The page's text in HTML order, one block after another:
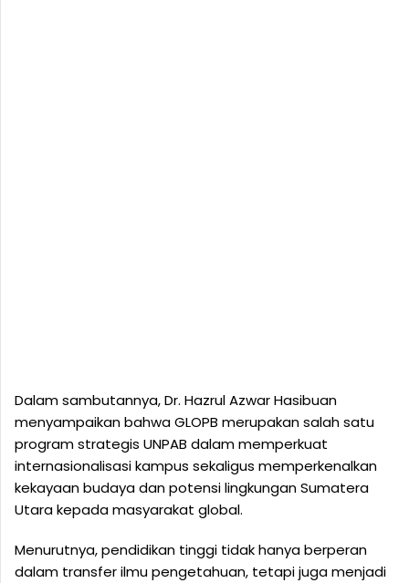
Dalam sambutannya, Dr. Hazrul Azwar Hasibuan
menyampaikan bahwa GLOPB merupakan salah satu
program strategis UNPAB dalam memperkuat
internasionalisasi kampus sekaligus memperkenalkan
kekayaan budaya dan potensi lingkungan Sumatera
Utara kepada masyarakat global.
Menurutnya, pendidikan tinggi tidak hanya berperan
dalam transfer ilmu pengetahuan, tetapi juga menjadi